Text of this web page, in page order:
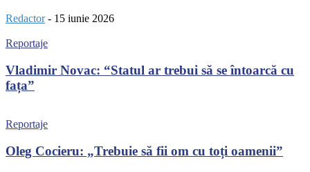
Redactor - 15 iunie 2026
Reportaje
Vladimir Novac: “Statul ar trebui să se întoarcă cu
fața”
Reportaje
Oleg Cocieru: „Trebuie să fii om cu toți oamenii”